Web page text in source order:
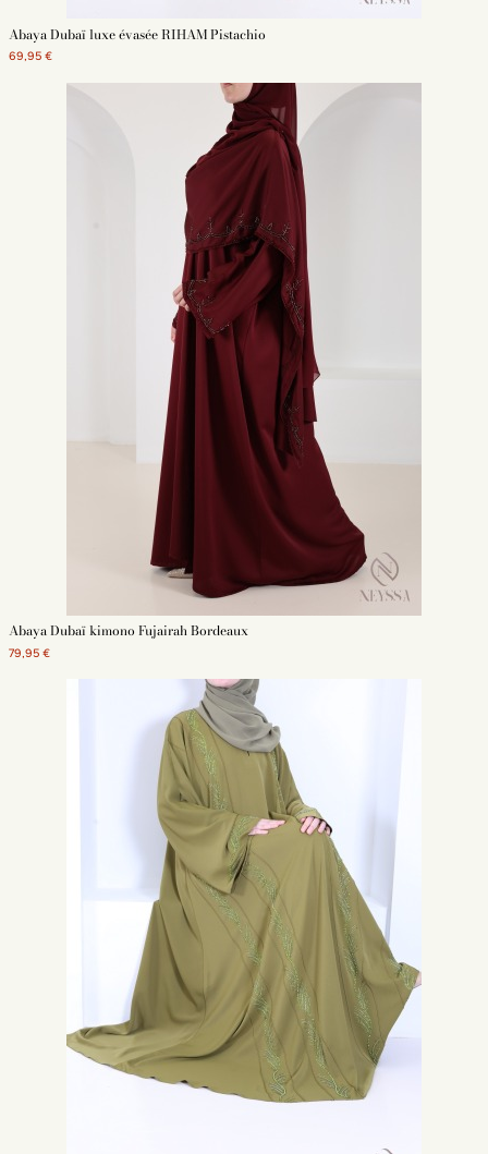
Abaya Dubaï luxe évasée RIHAM Pistachio
69,95 €
Abaya Dubaï kimono Fujairah Bordeaux
79,95 €